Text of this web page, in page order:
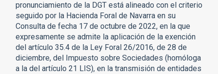
pronunciamiento de la DGT está alineado con el criterio
seguido por la Hacienda Foral de Navarra en su
Consulta de fecha 17 de octubre de 2022, en la que
expresamente se admite la aplicación de la exención
del artículo 35.4 de la Ley Foral 26/2016, de 28 de
diciembre, del Impuesto sobre Sociedades (homóloga
a la del artículo 21 LIS), en la transmisión de entidades